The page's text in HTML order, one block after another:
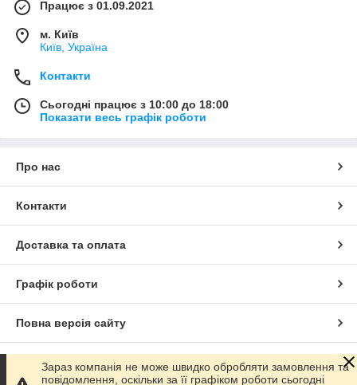
Працює з 01.09.2021
м. Київ
Київ, Україна
Контакти
Сьогодні працює з 10:00 до 18:00
Показати весь графік роботи
Про нас
Контакти
Доставка та оплата
Графік роботи
Повна версія сайту
Сайт створено на маркетплейсі Prom.ua
Зараз компанія не може швидко обробляти замовлення та
повідомлення, оскільки за її графіком роботи сьогодні